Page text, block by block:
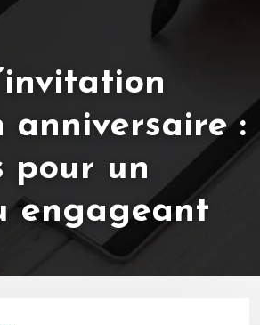
anniversaire :
pour un
engageant